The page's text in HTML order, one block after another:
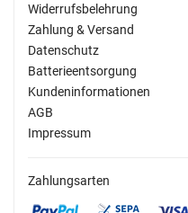
Widerrufsbelehrung
Zahlung & Versand
Datenschutz
Batterieentsorgung
Kundeninformationen
AGB
Impressum
Zahlungsarten